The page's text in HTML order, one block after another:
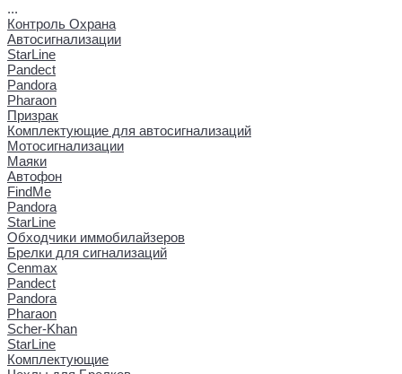
...
Контроль Охрана
Автосигнализации
StarLine
Pandect
Pandora
Pharaon
Призрак
Комплектующие для автосигнализаций
Мотосигнализации
Маяки
Автофон
FindMe
Pandora
StarLine
Обходчики иммобилайзеров
Брелки для сигнализаций
Cenmax
Pandect
Pandora
Pharaon
Scher-Khan
StarLine
Комплектующие